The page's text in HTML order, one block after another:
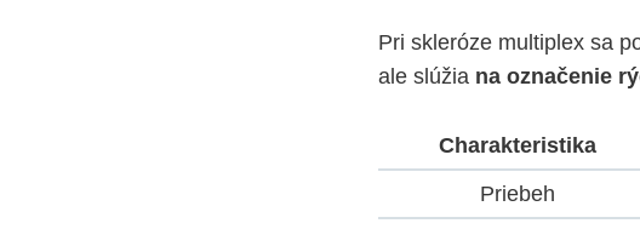
Pri skleróze multiplex sa
ale slúžia na označenie
Charakteristika
Priebeh